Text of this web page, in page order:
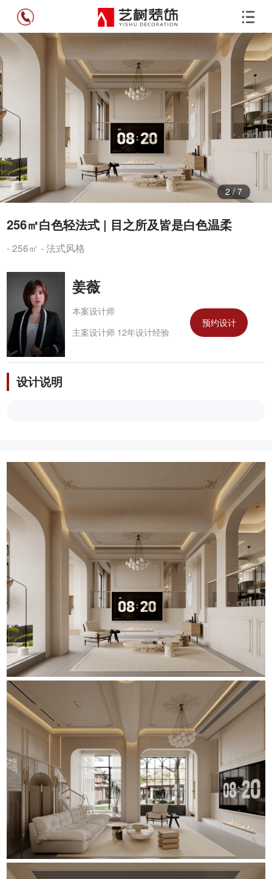
3/7
256㎡白色轻法式 | 目之所及皆是白色温柔
- 256㎡ - 法式风格
姜薇
本案设计师
主案设计师 12年设计经验
预约设计
设计说明